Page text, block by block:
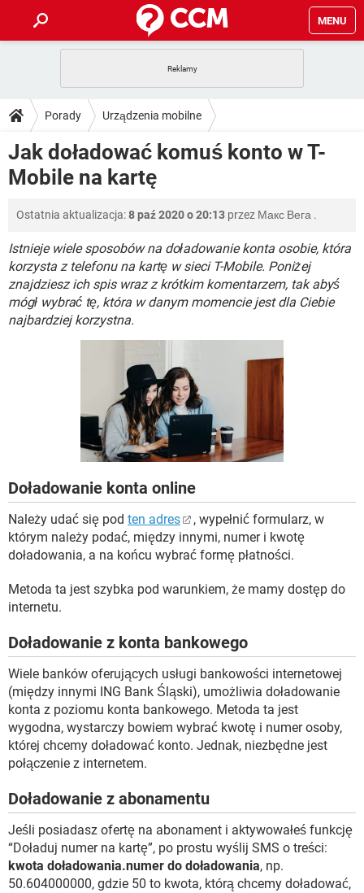
MENU
GRY WHATSAPP
SPOTIFY NETFLIX
INSTAGRAM
PORADY
PlayStation TIKTOK
GRY WHATSAPP
INSTAGRAM FACEBOOK
WINDOWS 10
DO POBRANIA
ANDROID
INSTAGRAM FACEBOOK
WINDOWS 10
FORUM
COVID-19 TIKTOK
GRY WHATSAPP
SPOTIFY NETFLIX
INSTAGRAM FACEBOOK
WINDOWS 10
COVID-19 TIKTOK
GRY WHATSAPP
SPOTIFY
FACEBOOK
Porady Urządzenia mobilne
Operatorzy telefonii komórkowej T-Mobile
Jak doładować komuś konto w T-
Mobile na kartę
Ostatnia aktualizacja:8 paź 2020 o 20:13 przez Макс Вега .
Istnieje wiele sposobów na doładowanie konta osobie, która
korzysta z telefonu na kartę w sieci T-Mobile. Poniżej
znajdziesz ich spis wraz z krótkim komentarzem, tak abyś
mógł wybrać tę, która w danym momencie jest dla Ciebie
najbardziej korzystna.
Doładowanie konta online
Należy udać się pod ten adres
, wypełnić formularz, w
którym należy podać, między innymi, numer i kwotę
doładowania, a na końcu wybrać formę płatności.
Metoda ta jest szybka pod warunkiem, że mamy dostęp do
internetu.
Doładowanie z konta bankowego
Wiele banków oferujących usługi bankowości internetowej
(między innymi ING Bank Śląski), umożliwia doładowanie
konta z poziomu konta bankowego. Metoda ta jest
wygodna, wystarczy bowiem wybrać kwotę i numer osoby,
której chcemy doładować konto. Jednak, niezbędne jest
połączenie z internetem.
Doładowanie z abonamentu
Jeśli posiadasz ofertę na abonament i aktywowałeś funkcję
“Doładuj numer na kartę”, po prostu wyślij SMS o treści:
kwota doładowania.numer do doładowania, np.
50.604000000, gdzie 50 to kwota, którą chcemy doładować,